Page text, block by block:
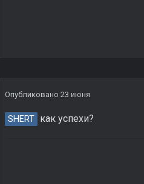
Опубликовано 23 июня
SHERT как успехи?